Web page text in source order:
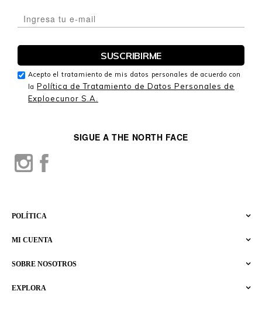
EXPLORA
SOBRE NOSOTROS
MI CUENTA
POLÍTICA
SIGUE A THE NORTH FACE
Acepto el tratamiento de mis datos personales de acuerdo con
la Política de Tratamiento de Datos Personales de
Exploecunor S.A.